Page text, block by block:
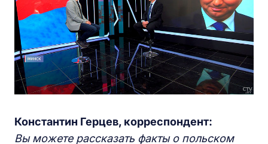
Константин Герцев, корреспондент:
Вы можете рассказать факты о польском